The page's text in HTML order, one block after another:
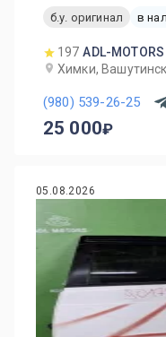
б.у. оригинал
в
197 ADL-
Химки,
(980) 539-26-25
25 000
05.08.2026